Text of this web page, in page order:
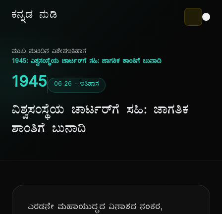
ಕನ್ನಡ ನುಡಿ
ಮುಖ ಪುಟದಿನ ವಿಶೇಷಇತಿಹಾಸ
1945: ವಿಶ್ವಸಂಸ್ಥೆಯ ಚಾರ್ಟರ್‌ಗೆ ಸಹಿ: ಜಾಗತಿಕ ಶಾಂತಿಗೆ ಬುನಾದಿ
1945 06-26 · ಇತಿಹಾಸ
ವಿಶ್ವಸಂಸ್ಥೆಯ ಚಾರ್ಟರ್‌ಗೆ ಸಹಿ: ಜಾಗತಿಕ
ಶಾಂತಿಗೆ ಬುನಾದಿ
ಎರಡನೇ ಮಹಾಯುದ್ಧದ ವಿನಾಶದ ನಂತರ,